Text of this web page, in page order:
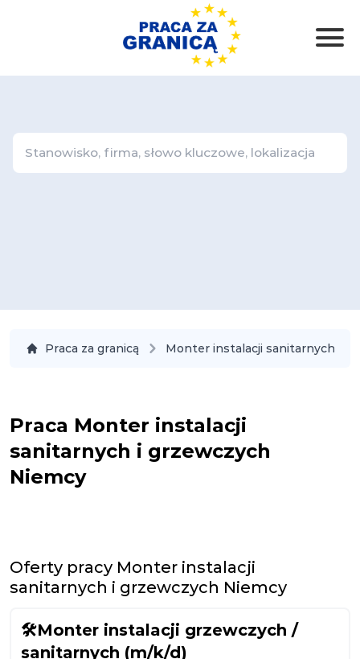
Praca za granicą Monter instalacji sanitarnych i
Praca Monter instalacji
sanitarnych i grzewczych
Niemcy
Oferty pracy Monter instalacji
sanitarnych i grzewczych Niemcy
🛠️Monter instalacji grzewczych /
sanitarnych (m/k/d)